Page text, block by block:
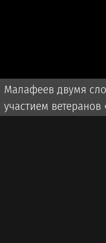
Малафеев двумя
участием